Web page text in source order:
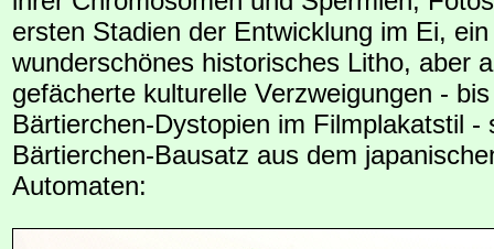
ersten Stadien der Entwicklung im Ei, ein
wunderschönes historisches Litho, aber
gefächerte kulturelle Verzweigungen -
Bärtierchen-Dystopien im Filmplakatstil -
Bärtierchen-Bausatz aus dem
Automaten: